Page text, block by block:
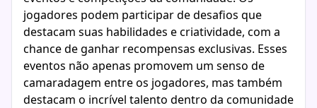
jogadores podem participar de desafios que
destacam suas habilidades e criatividade, com a
chance de ganhar recompensas exclusivas. Esses
eventos não apenas promovem um senso de
camaradagem entre os jogadores, mas também
destacam o incrível talento dentro da comunidade